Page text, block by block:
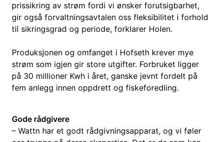
prissikring av strøm fordi vi ønsker forutsigbarhet,
gir også forvaltningsavtalen oss fleksibilitet i forhold
til sikringsgrad og periode, forklarer Holen.
Produksjonen og omfanget i Hofseth krever mye
strøm som igjen gir store utgifter. Forbruket ligger
på 30 millioner Kwh i året, ganske jevnt fordelt på
fem anlegg innen oppdrett og fiskeforedling.
Gode rådgivere
– Wattn har et godt rådgivningsapparat, og vi føler